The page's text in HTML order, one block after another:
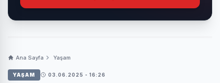
Ana Sayfa Yaşam
YAŞAM 03.06.2025 - 16:26